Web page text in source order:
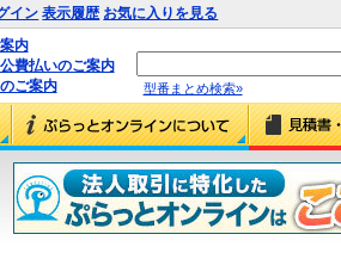
イン 表示履歴 お気に入りを見る
内
費払いのご案内
ご案内
型番まとめ検索»